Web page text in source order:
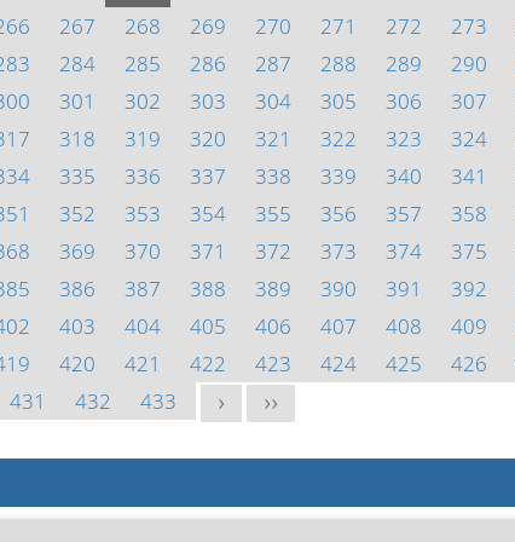
267 268 269 270 271 272 273
284 285 286 287 288 289 290
301 302 303 304 305 306 307
318 319 320 321 322 323 324
335 336 337 338 339 340 341
352 353 354 355 356 357 358
369 370 371 372 373 374 375
386 387 388 389 390 391 392
403 404 405 406 407 408 409
420 421 422 423 424 425 426
431
432 433 > >>